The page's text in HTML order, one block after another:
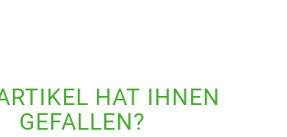
HAT IHNEN
GEFALLEN?